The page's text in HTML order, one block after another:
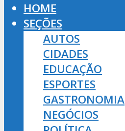
HOME
SEÇÕES
AUTOS
CIDADES
EDUCAÇÃO
ESPORTES
GASTRONOMIA
NEGÓCIOS